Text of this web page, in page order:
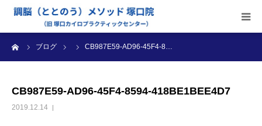
ブログ CB987E59-AD96-45F4-8…
CB987E59-AD96-45F4-8594-418BE1BEE4D7
2019.12.14
当院のご案内